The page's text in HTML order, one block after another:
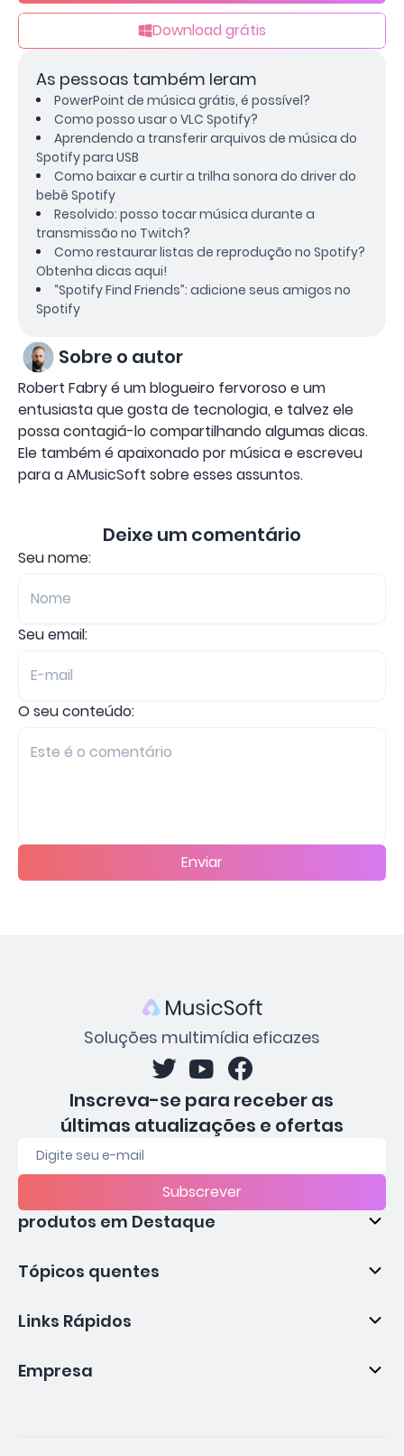
Download grátis
As pessoas também leram
PowerPoint de música grátis, é possível?
Como posso usar o VLC Spotify?
Aprendendo a transferir arquivos de música do
Spotify para USB
Como baixar e curtir a trilha sonora do driver do
bebê Spotify
Resolvido: posso tocar música durante a
transmissão no Twitch?
Como restaurar listas de reprodução no Spotify?
Obtenha dicas aqui!
“Spotify Find Friends”: adicione seus amigos no
Spotify
Sobre o autor
Robert Fabry é um blogueiro fervoroso e um
entusiasta que gosta de tecnologia, e talvez ele
possa contagiá-lo compartilhando algumas dicas.
Ele também é apaixonado por música e escreveu
para a AMusicSoft sobre esses assuntos.
Deixe um comentário
Seu nome:
Seu email:
O seu conteúdo:
Enviar
Soluções multimídia eficazes
Inscreva-se para receber as
últimas atualizações e ofertas
Subscrever
produtos em Destaque
Tópicos quentes
Links Rápidos
Empresa